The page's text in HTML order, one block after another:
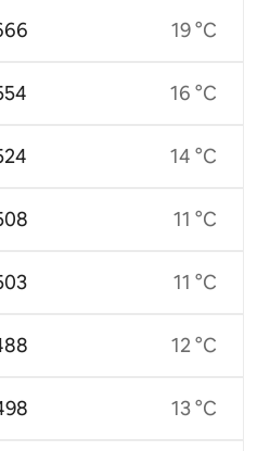
19 °C
16 °C
14 °C
11 °C
11 °C
12 °C
13 °C